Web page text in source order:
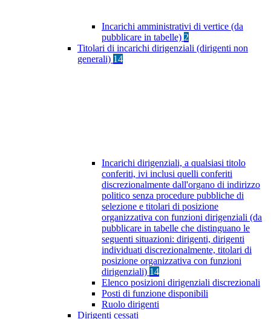
Incarichi amministrativi di vertice (da
pubblicare in tabelle) 2
Titolari di incarichi dirigenziali (dirigenti non
generali) 14
Incarichi dirigenziali, a qualsiasi titolo
conferiti, ivi inclusi quelli conferiti
discrezionalmente dall'organo di indirizzo
politico senza procedure pubbliche di
selezione e titolari di posizione
organizzativa con funzioni dirigenziali (da
pubblicare in tabelle che distinguano le
seguenti situazioni: dirigenti, dirigenti
individuati discrezionalmente, titolari di
posizione organizzativa con funzioni
dirigenziali) 14
Elenco posizioni dirigenziali discrezionali
Posti di funzione disponibili
Ruolo dirigenti
Dirigenti cessati